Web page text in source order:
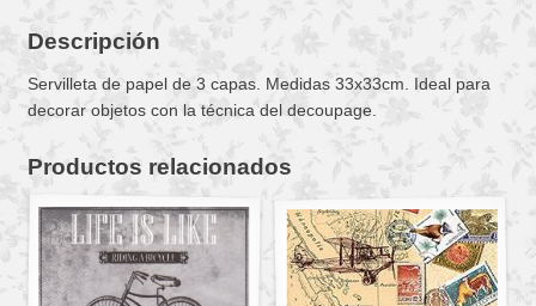
Descripción
Servilleta de papel de 3 capas. Medidas 33x33cm. Ideal para
decorar objetos con la técnica del decoupage.
Productos relacionados